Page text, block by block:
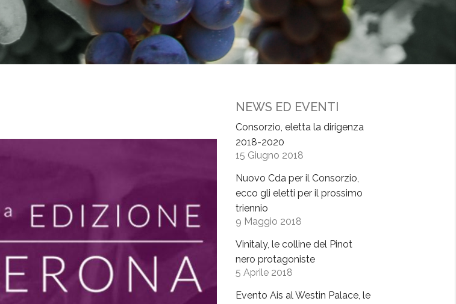
NEWS ED EVENTI
Consorzio, eletta la dirigenza
2018-2020
15 Giugno 2018
Nuovo Cda per il Consorzio,
ecco gli eletti per il prossimo
triennio
9 Maggio 2018
Vinitaly, le colline del Pinot
nero protagoniste
5 Aprile 2018
Evento Ais al Westin Palace, le